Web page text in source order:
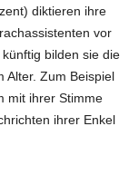
diktieren ihre
vor
bilden sie die
Alter. Zum Beispiel
mit ihrer Stimme
ihrer Enkel